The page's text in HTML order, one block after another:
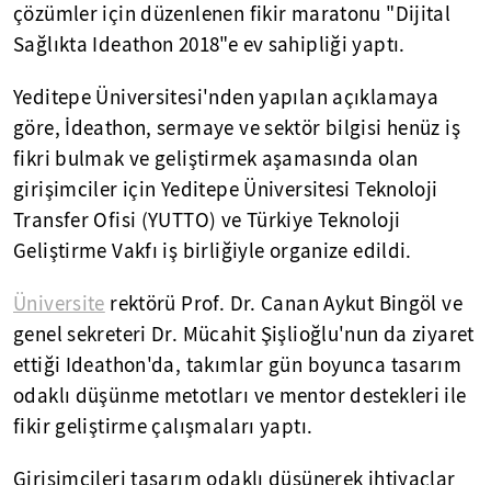
çözümler için düzenlenen fikir maratonu "Dijital
Sağlıkta Ideathon 2018"e ev sahipliği yaptı.
Yeditepe Üniversitesi'nden yapılan açıklamaya
göre, İdeathon, sermaye ve sektör bilgisi henüz iş
fikri bulmak ve geliştirmek aşamasında olan
girişimciler için Yeditepe Üniversitesi Teknoloji
Transfer Ofisi (YUTTO) ve Türkiye Teknoloji
Geliştirme Vakfı iş birliğiyle organize edildi.
Üniversite rektörü Prof. Dr. Canan Aykut Bingöl ve
genel sekreteri Dr. Mücahit Şişlioğlu'nun da ziyaret
ettiği Ideathon'da, takımlar gün boyunca tasarım
odaklı düşünme metotları ve mentor destekleri ile
fikir geliştirme çalışmaları yaptı.
Girişimcileri tasarım odaklı düşünerek ihtiyaçlar